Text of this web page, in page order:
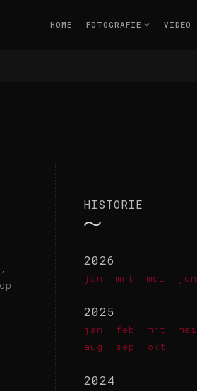
HOME FOTOGRAFIE VIDEO
op
HISTORIE
2026
jan mrt mei jun
2025
jan feb mrt mei
aug
sep okt
2024